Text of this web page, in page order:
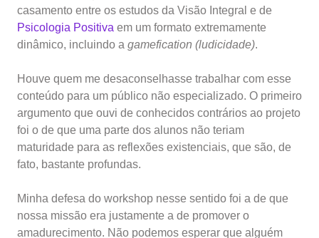
casamento entre os estudos da Visão Integral e de
Psicologia Positiva em um formato extremamente
dinâmico, incluindo a gamefication (ludicidade).
Houve quem me desaconselhasse trabalhar com esse
conteúdo para um público não especializado. O primeiro
argumento que ouvi de conhecidos contrários ao projeto
foi o de que uma parte dos alunos não teriam
maturidade para as reflexões existenciais, que são, de
fato, bastante profundas.
Minha defesa do workshop nesse sentido foi a de que
nossa missão era justamente a de promover o
amadurecimento. Não podemos esperar que alguém